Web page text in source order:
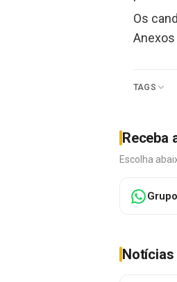
Os
TAGS
Receba
Escolha